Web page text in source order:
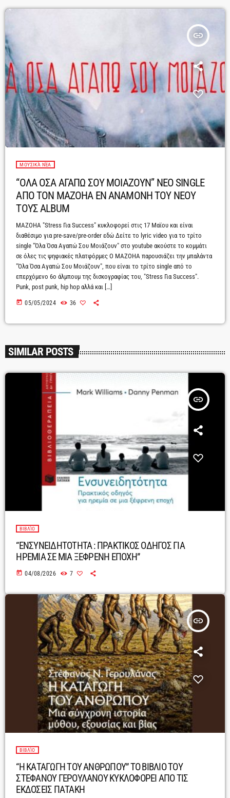
insert_link
ΜΟΥΣΙΚΆ ΝΈΑ
“ΟΛΑ ΟΣΑ ΑΓΑΠΩ ΣΟΥ ΜΟΙΑΖΟΥΝ” ΝΕΟ SINGLE
ΑΠΟ ΤΟN MAZOHA ΕΝ ΑΝΑΜΟΝΗ ΤΟΥ ΝΕΟΥ
ΤΟΥΣ ALBUM
MAZOHA "Stress Για Success" κυκλοφορεί στις 17 Μαϊου και είναι
διαθέσιμο για pre-save/pre-order εδώ Δείτε το lyric video για το τρίτο
single "Όλα Όσα Αγαπώ Σου Μοιάζουν" στο youtube ακούστε το κομμάτι
σε όλες τις ψηφιακές πλατφόρμες Ο MAZOHA παρουσιάζει την μπαλάντα
"Όλα Όσα Αγαπώ Σου Μοιάζουν", που είναι το τρίτο single από το
επερχόμενο 6ο άλμπουμ της δισκογραφίας του, "Stress Για Success".
Punk, post punk, hip hop αλλά και […]
today 05/05/2024 36
SIMILAR POSTS
insert_link
ΒΙΒΛΊΟ
“ΕΝΣΥΝΕΙΔΗΤΟΤΗΤΑ : ΠΡΑΚΤΙΚΟΣ ΟΔΗΓΟΣ ΓΙΑ
ΗΡΕΜΙΑ ΣΕ ΜΙΑ ΞΕΦΡΕΝΗ ΕΠΟΧΗ”
today 04/08/2026 7
insert_link
ΒΙΒΛΊΟ
“Η ΚΑΤΑΓΩΓΗ ΤΟΥ ΑΝΘΡΩΠΟΥ” ΤΟ ΒΙΒΛΙΟ ΤΟΥ
ΣΤΕΦΑΝΟΥ ΓΕΡΟΥΛΑΝΟΥ ΚΥΚΛΟΦΟΡΕΙ ΑΠΟ ΤΙΣ
ΕΚΔΟΣΕΙΣ ΠΑΤΑΚΗ